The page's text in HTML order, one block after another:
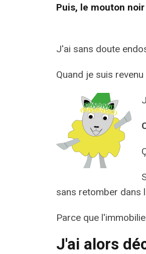
Puis, le mouton
J'ai sans doute
Quand je suis
sans retomber dans
Parce que
J'ai alors